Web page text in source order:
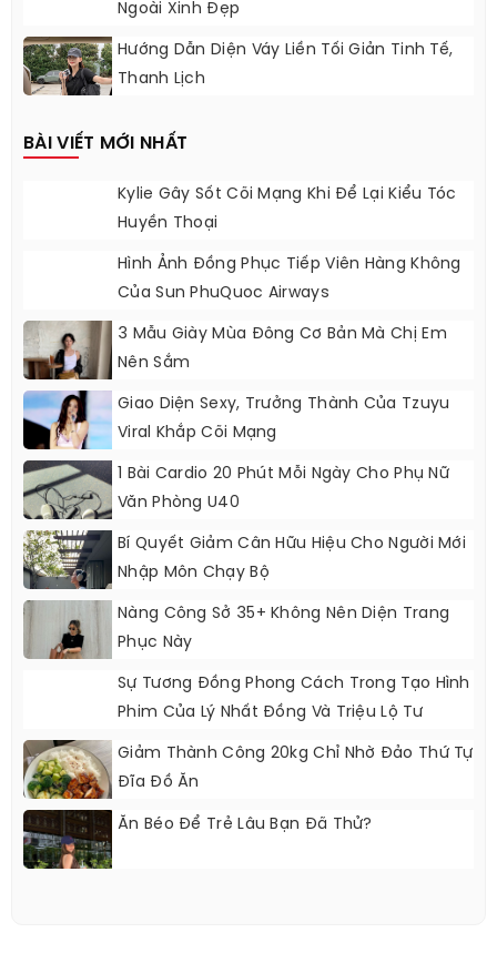
Ngoài Xinh Đẹp
Hướng Dẫn Diện Váy Liền Tối Giản Tinh Tế,
Thanh Lịch
BÀI VIẾT MỚI NHẤT
Kylie Gây Sốt Cõi Mạng Khi Để Lại Kiểu Tóc
Huyền Thoại
Hình Ảnh Đồng Phục Tiếp Viên Hàng Không
Của Sun PhuQuoc Airways
3 Mẫu Giày Mùa Đông Cơ Bản Mà Chị Em
Nên Sắm
Giao Diện Sexy, Trưởng Thành Của Tzuyu
Viral Khắp Cõi Mạng
1 Bài Cardio 20 Phút Mỗi Ngày Cho Phụ Nữ
Văn Phòng U40
Bí Quyết Giảm Cân Hữu Hiệu Cho Người Mới
Nhập Môn Chạy Bộ
Nàng Công Sở 35+ Không Nên Diện Trang
Phục Này
Sự Tương Đồng Phong Cách Trong Tạo Hình
Phim Của Lý Nhất Đồng Và Triệu Lộ Tư
Giảm Thành Công 20kg Chỉ Nhờ Đảo Thứ Tự
Đĩa Đồ Ăn
Ăn Béo Để Trẻ Lâu Bạn Đã Thử?